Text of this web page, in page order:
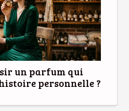
un parfum qui
personnelle ?